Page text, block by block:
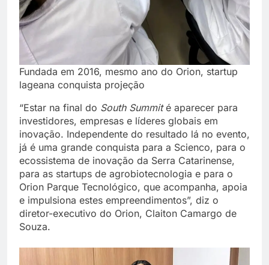
Fundada em 2016, mesmo ano do Orion, startup
lageana conquista projeção
“Estar na final do South Summité aparecer para
investidores, empresas e líderes globais em
inovação. Independente do resultado lá no evento,
já é uma grande conquista para a Scienco, para o
ecossistema de inovação da Serra Catarinense,
para as startups de agrobiotecnologia e para o
Orion Parque Tecnológico, que acompanha, apoia
e impulsiona estes empreendimentos”, diz o
diretor-executivo do Orion, Claiton Camargo de
Souza.